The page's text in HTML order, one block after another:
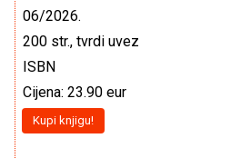
06/2026.
200 str., tvrdi uvez
ISBN
Cijena: 23.90 eur
Kupi knjigu!